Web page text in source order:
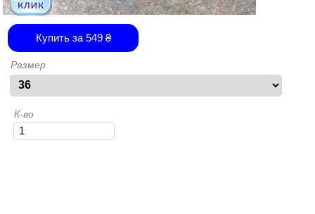
Купить за 549₴
Размер
К-во